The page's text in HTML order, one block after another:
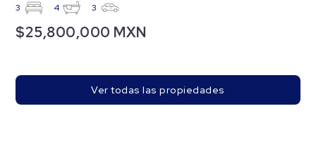
3 4 3
$25,800,000 MXN
Ver todas las propiedades